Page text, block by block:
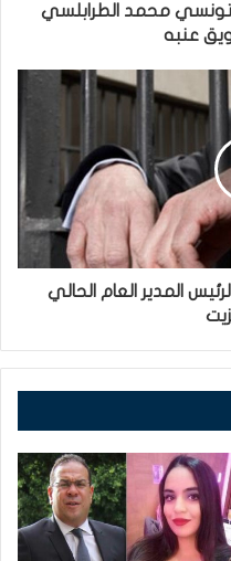
محمد الطرابلسي
عنبه
المدير العام الحالي